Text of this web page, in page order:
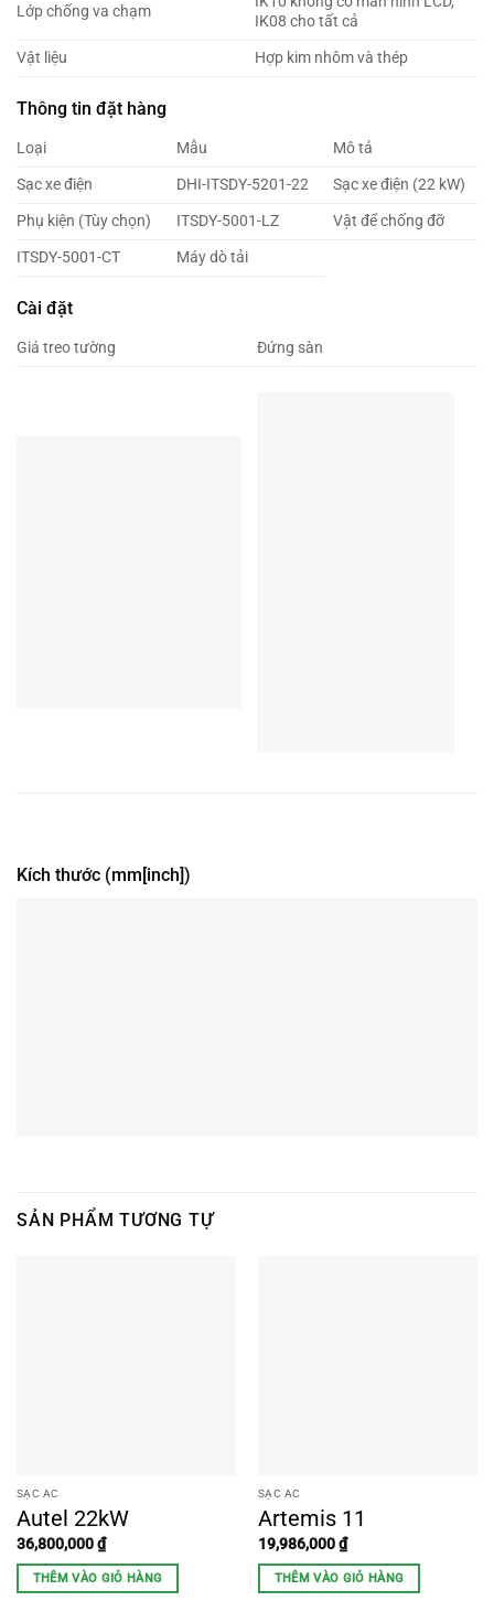
Lớp chống va chạm
IK08 cho tất cả
Vật liệu
Hợp kim nhôm và thép
Thông tin đặt hàng
Loại Mẫu
Mô tả
Sạc xe điện
DHI-ITSDY-5201-22
Sạc xe điện (22 kW)
Phụ kiện (Tùy chọn)
ITSDY-5001-LZ
Vật để chống đỡ
ITSDY-5001-CT
Máy dò tải
Cài đặt
Giá treo tường Đứng sàn
Kích thước (mm[inch])
SẢN PHẨM TƯƠNG TỰ
SẠC AC
Autel 22kW
36,800,000₫
THÊM VÀO GIỎ HÀNG
SẠC AC
Artemis 11
19,986,000₫
THÊM VÀO GIỎ HÀNG